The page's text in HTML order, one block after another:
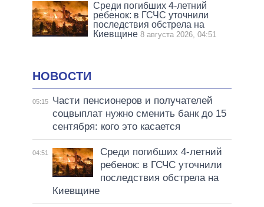
Среди погибших 4-летний
ребенок: в ГСЧС уточнили
последствия обстрела на
Киевщине 8 августа 2026, 04:51
НОВОСТИ
05:15
Части пенсионеров и получателей
соцвыплат нужно сменить банк до 15
сентября: кого это касается
04:51
Среди погибших 4-летний
ребенок: в ГСЧС уточнили
последствия обстрела на
Киевщине